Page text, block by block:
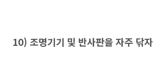
10) 조명기기 및 반사판을 자주 닦자